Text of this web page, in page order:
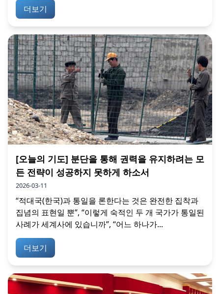
더보기
[오늘의 기도] 분단을 통해 권력을 유지하려는 모
든 전략이 성공하지 못하게 하소서
2026-03-11
“적대국(한국)과 통일을 론한다는 것은 완전한 집착과
집념의 표현일 뿐”, “이렇게 숙적인 두 개 국가가 통일된
사례가 세계사에 있습니까”, “어느 하나가...
더보기